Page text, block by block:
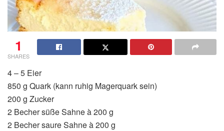
1
SHARES
4 – 5 Eier
850 g Quark (kann ruhig Magerquark sein)
200 g Zucker
2 Becher süße Sahne à 200 g
2 Becher saure Sahne à 200 g